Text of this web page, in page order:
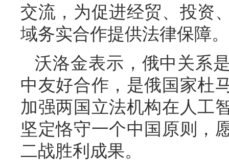
交流，为促进经贸、投资
域务实合作提供法律保障。
沃洛金表示，俄中关系
中友好合作，是俄国家杜
加强两国立法机构在人工
坚定恪守一个中国原则，
二战胜利成果。